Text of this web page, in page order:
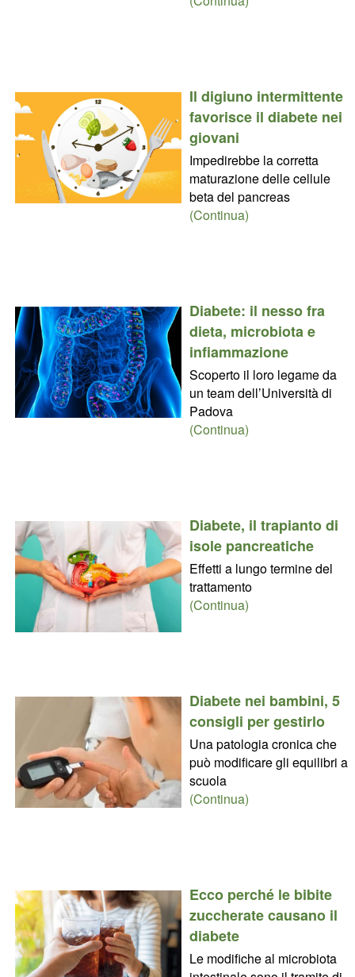
Il digiuno intermittente
favorisce il diabete nei
giovani
Impedirebbe la corretta
maturazione delle cellule
beta del pancreas
(Continua)
Diabete: il nesso fra
dieta, microbiota e
infiammazione
Scoperto il loro legame da
un team dell’Università di
Padova
(Continua)
Diabete, il trapianto di
isole pancreatiche
Effetti a lungo termine del
trattamento
(Continua)
Diabete nei bambini, 5
consigli per gestirlo
Una patologia cronica che
può modificare gli equilibri a
scuola
(Continua)
Ecco perché le bibite
zuccherate causano il
diabete
Le modifiche al microbiota